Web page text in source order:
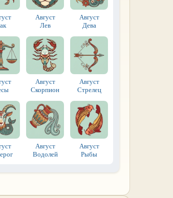
Август
Лев
Август
Дева
Август
Скорпион
Август
Стрелец
Август
Водолей
Август
Рыбы